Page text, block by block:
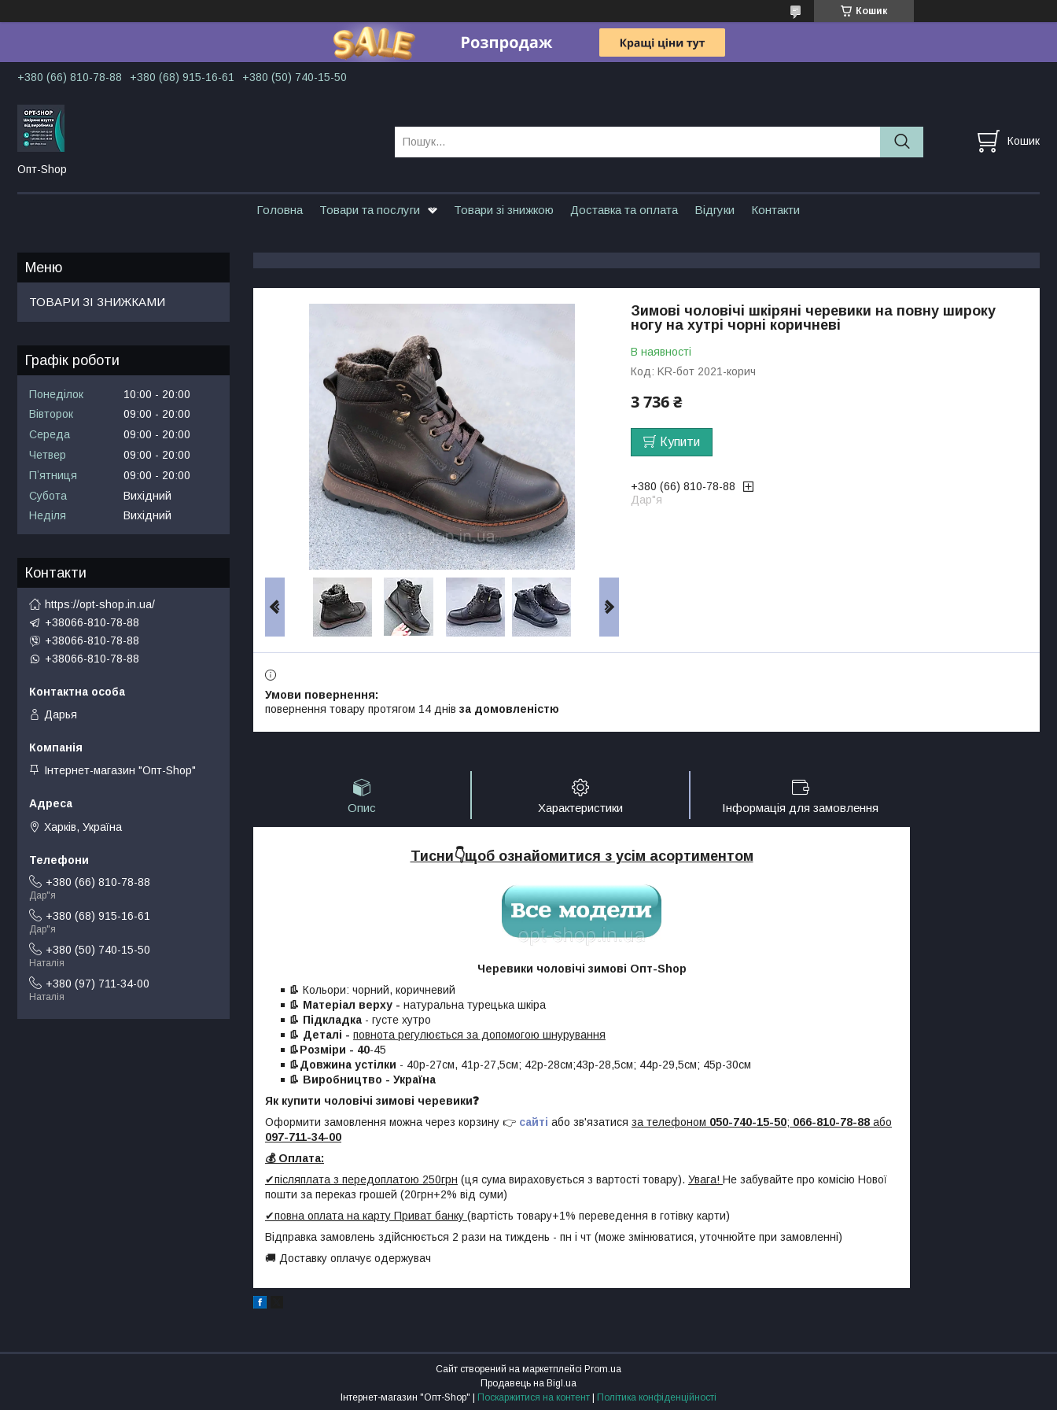
Кошик
+380 (66) 810-78-88 +380 (68) 915-16-61 +380 (50) 740-15-50
Опт-Shop
Кошик
Головна Товари та послуги Товари зі знижкою Доставка та оплата Відгуки Контакти
Зимові чоловічі шкіряні черевики на повну широку
ногу на хутрі чорні коричневі
В наявності
Код: KR-бот 2021-корич
3 736 ₴
Купити
+380 (66) 810-78-88
Дар"я
повернення товару протягом 14 днів за домовленістю
Опис Характеристики Інформація для замовлення
Тисни👇щоб ознайомитися з усім асортиментом
Черевики чоловічі зимові Опт-Shop
👢 Кольори: чорний, коричневий
👢 Матеріал верху - натуральна турецька шкіра
👢 Підкладка - густе хутро
👢 Деталі - повнота регулюється за допомогою шнурування
👢Розміри - 40-45
👢Довжина устілки - 40р-27см, 41р-27,5см; 42р-28см;43р-28,5см; 44р-29,5см; 45р-30см
👢 Виробництво - Україна
Як купити чоловічі зимові черевики❓
Оформити замовлення можна через корзину 👉 сайті або зв'язатися за телефоном 050-740-15-50; 066-810-78-88 або
097-711-34-00
💰 Оплата:
✔післяплата з передоплатою 250грн (ця сума вираховується з вартості товару). Увага! Не забувайте про комісію Нової
пошти за переказ грошей (20грн+2% від суми)
✔повна оплата на карту Приват банку (вартість товару+1% переведення в готівку карти)
Відправка замовлень здійснюється 2 рази на тиждень - пн і чт (може змінюватися, уточнюйте при замовленні)
🚚 Доставку оплачує одержувач
ТОВАРИ ЗІ ЗНИЖКАМИ
Графік роботи
Понеділок 10:00
20:00
Вівторок
09:00
20:00
Середа
09:00
20:00
Четвер
09:00
20:00
Пʼятниця
09:00
20:00
Субота
Вихідний
Неділя
Вихідний
Контакти
https://opt-shop.in.ua/
+38066-810-78-88
+38066-810-78-88
+38066-810-78-88
Дарья
Інтернет-магазин "Опт-Shop"
Харків, Україна
+380 (66) 810-78-88
Дар"я
+380 (68) 915-16-61
Дар"я
+380 (50) 740-15-50
Наталія
+380 (97) 711-34-00
Наталія
Сайт створений на маркетплейсі Prom.ua
Продавець на Bigl.ua
Інтернет-магазин "Опт-Shop" | Поскаржитися на контент | Політика конфіденційності